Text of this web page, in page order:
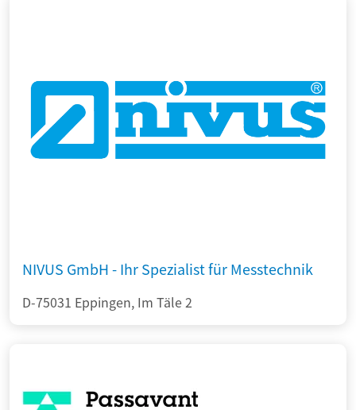
NIVUS GmbH - Ihr Spezialist für Messtechnik
D-75031 Eppingen, Im Täle 2